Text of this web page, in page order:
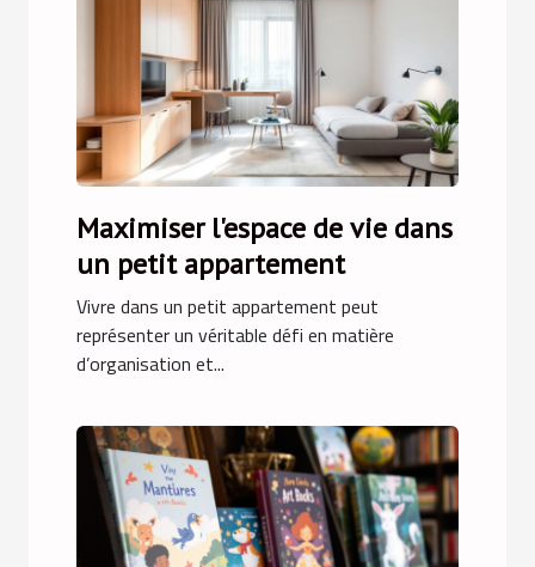
Maximiser l'espace de vie dans
un petit appartement
Vivre dans un petit appartement peut
représenter un véritable défi en matière
d’organisation et...